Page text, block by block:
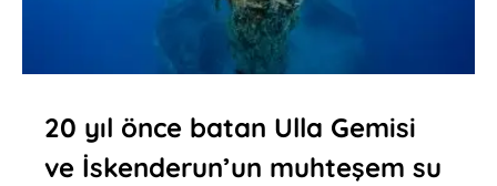
20 yıl önce batan Ulla Gemisi
ve İskenderun’un muhteşem su